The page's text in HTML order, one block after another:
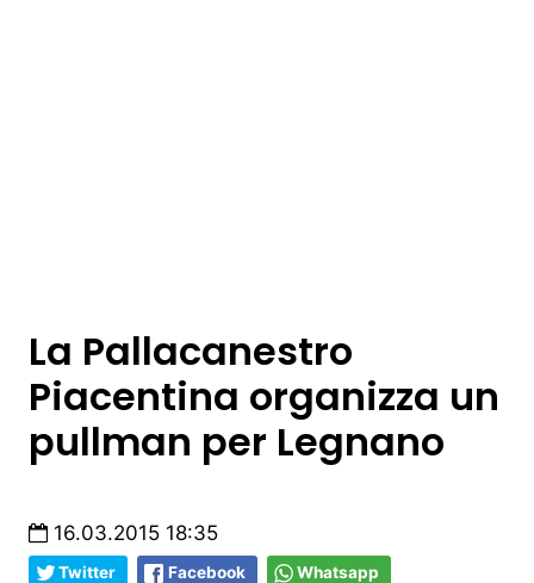
La Pallacanestro
Piacentina organizza un
pullman per Legnano
16.03.2015 18:35
Twitter Facebook Whatsapp